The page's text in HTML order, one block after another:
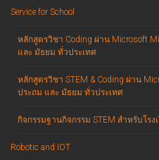
Service for School
หลักสูตรวิชา Coding ผ่าน Microsoft
และ มัธยม ทั่วประเทศ
หลักสูตรวิชา STEM & Coding ผ่าน
ประถม และ มัธยม ทั่วประเทศ
กิจกรรมฐานกิจกรรม STEM สำหรับโรง
Robotic and IOT